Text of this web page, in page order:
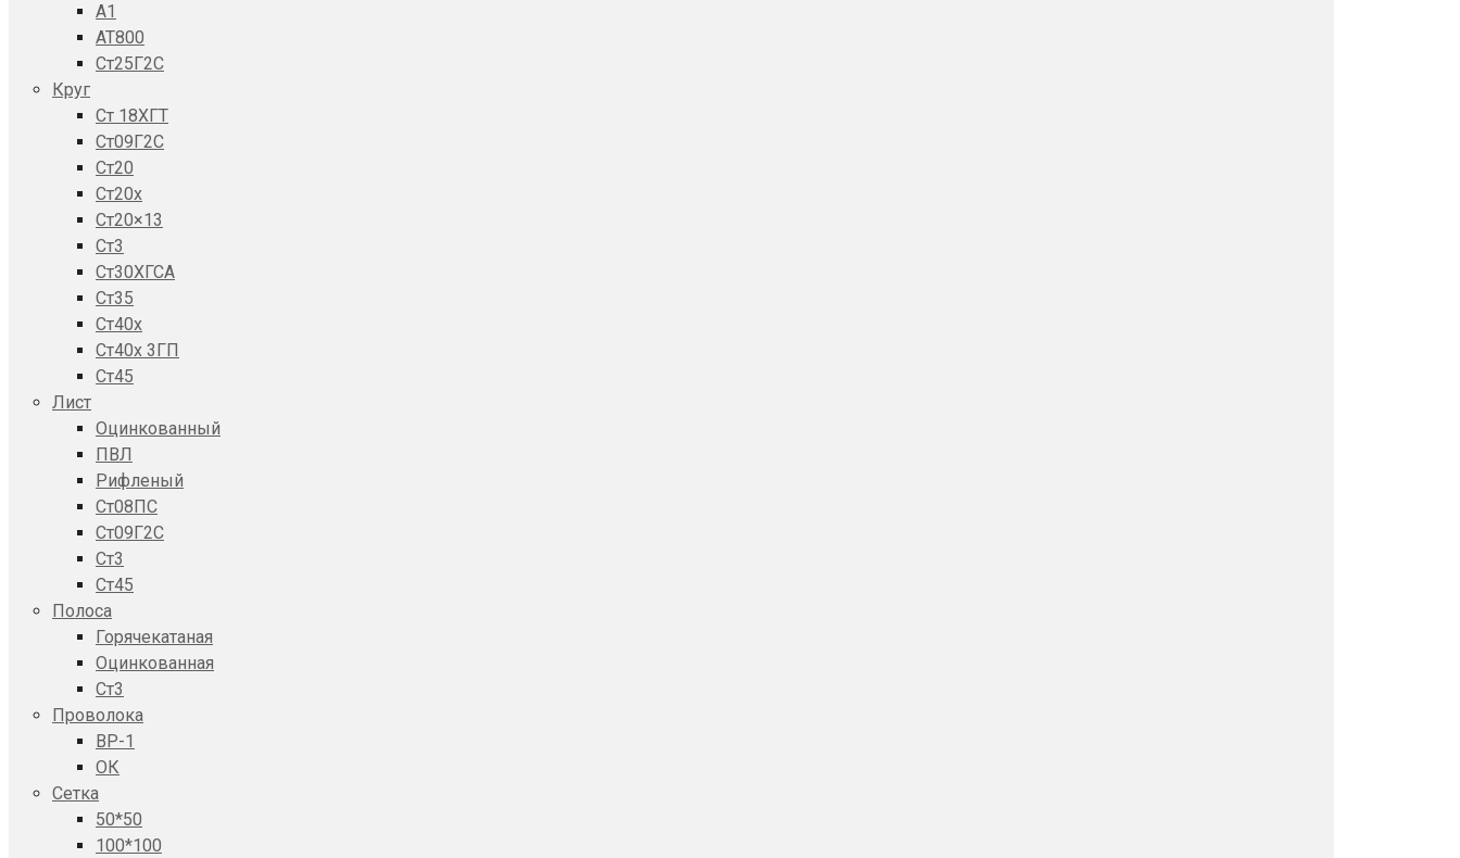
А1
АТ800
Ст25Г2С
Круг
Ст 18ХГТ
Ст09Г2С
Ст20
Ст20x
Ст20×13
Ст3
Ст30ХГСА
Ст35
Ст40х
Ст40х 3ГП
Ст45
Лист
Оцинкованный
ПВЛ
Рифленый
Ст08ПС
Ст09Г2С
Ст3
Ст45
Полоса
Горячекатаная
Оцинкованная
Ст3
Проволока
ВР-1
ОК
Сетка
50*50
100*100